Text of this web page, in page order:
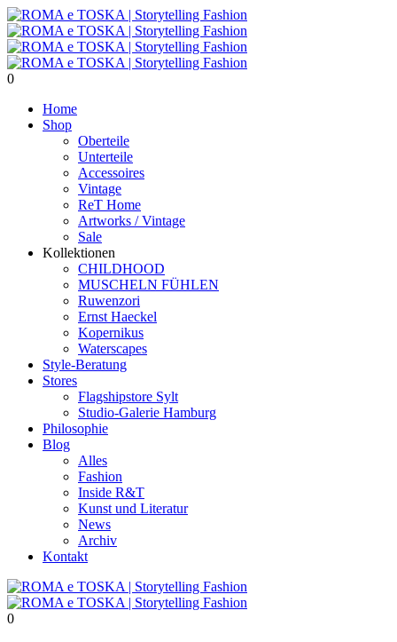
0
Home
Shop
Oberteile
Unterteile
Accessoires
Vintage
ReT Home
Artworks / Vintage
Sale
Kollektionen
CHILDHOOD
MUSCHELN FÜHLEN
Ruwenzori
Ernst Haeckel
Kopernikus
Waterscapes
Style-Beratung
Stores
Flagshipstore Sylt
Studio-Galerie Hamburg
Philosophie
Blog
Alles
Fashion
Inside R&T
Kunst und Literatur
News
Archiv
Kontakt
0